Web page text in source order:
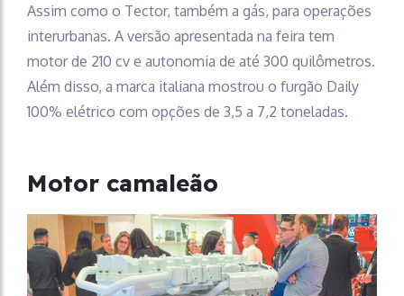
Assim como o Tector, também a gás, para operações
interurbanas. A versão apresentada na feira tem
motor de 210 cv e autonomia de até 300 quilômetros.
Além disso, a marca italiana mostrou o furgão Daily
100% elétrico com opções de 3,5 a 7,2 toneladas.
Motor camaleão